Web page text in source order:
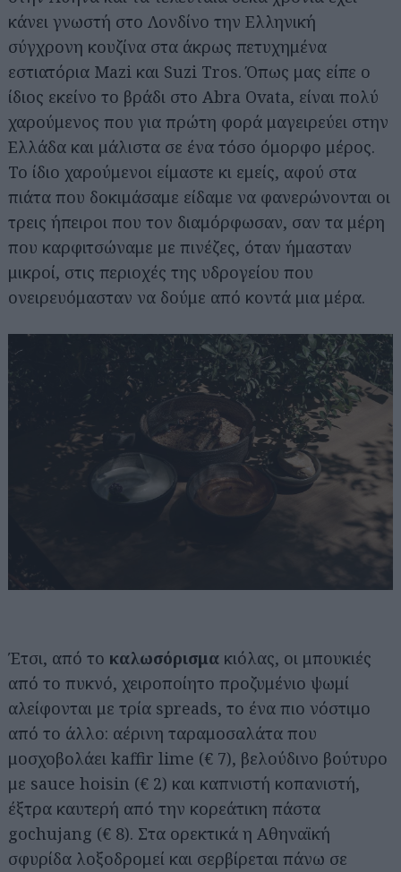
κάνει γνωστή στο Λονδίνο την Ελληνική
σύγχρονη κουζίνα στα άκρως πετυχημένα
εστιατόρια Mazi και Suzi Tros. Όπως μας είπε ο
ίδιος εκείνο το βράδι στο Abra Ovata, είναι πολύ
χαρούμενος που για πρώτη φορά μαγειρεύει στην
Ελλάδα και μάλιστα σε ένα τόσο όμορφο μέρος.
Το ίδιο χαρούμενοι είμαστε κι εμείς, αφού στα
πιάτα που δοκιμάσαμε είδαμε να φανερώνονται οι
τρεις ήπειροι που τον διαμόρφωσαν, σαν τα μέρη
που καρφιτσώναμε με πινέζες, όταν ήμασταν
μικροί, στις περιοχές της υδρογείου που
ονειρευόμασταν να δούμε από κοντά μια μέρα.
Έτσι, από το καλωσόρισμα κιόλας, οι μπουκιές
από το πυκνό, χειροποίητο προζυμένιο ψωμί
αλείφονται με τρία spreads, το ένα πιο νόστιμο
από το άλλο: αέρινη ταραμοσαλάτα που
μοσχοβολάει kaffir lime (€ 7), βελούδινο βούτυρο
με sauce hoisin (€ 2) και καπνιστή κοπανιστή,
έξτρα καυτερή από την κορεάτικη πάστα
gochujang (€ 8). Στα ορεκτικά η Αθηναϊκή
σφυρίδα λοξοδρομεί και σερβίρεται πάνω σε